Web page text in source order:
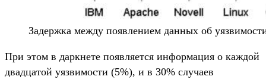
Задержка между появлением данных об
При этом в даркнете появляется информация о каждой
двадцатой уязвимости (5%), и в 30% случаев